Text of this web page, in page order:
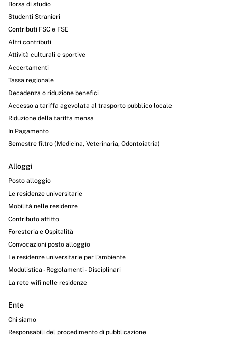
Borsa di studio
Studenti Stranieri
Contributi FSC e FSE
Altri contributi
Attività culturali e sportive
Accertamenti
Tassa regionale
Decadenza o riduzione benefici
Accesso a tariffa agevolata al trasporto pubblico locale
Riduzione della tariffa mensa
In Pagamento
Semestre filtro (Medicina, Veterinaria, Odontoiatria)
Alloggi
Posto alloggio
Le residenze universitarie
Mobilità nelle residenze
Contributo affitto
Foresteria e Ospitalità
Convocazioni posto alloggio
Le residenze universitarie per l’ambiente
Modulistica - Regolamenti - Disciplinari
La rete wifi nelle residenze
Ente
Chi siamo
Responsabili del procedimento di pubblicazione